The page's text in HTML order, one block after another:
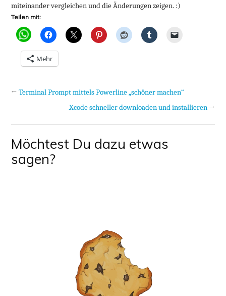
miteinander vergleichen und die Änderungen zeigen. :)
Teilen mit:
Mehr
← Terminal Prompt mittels Powerline „schöner machen“
Xcode schneller downloaden und installieren →
Möchtest Du dazu etwas
sagen?